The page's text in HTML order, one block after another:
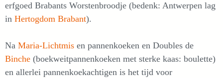
erfgoed Brabants Worstenbroodje (bedenk: Antwerpen lag
in Hertogdom Brabant).
Na Maria-Lichtmis en pannenkoeken en Doubles de
Binche (boekweitpannenkoeken met sterke kaas: boulette)
en allerlei pannenkoekachtigen is het tijd voor